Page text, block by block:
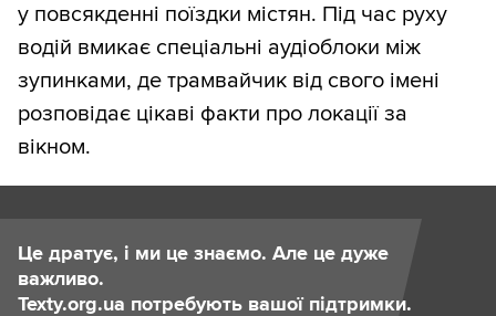
у повсякденні поїздки містян. Під час руху
водій вмикає спеціальні аудіоблоки між
зупинками, де трамвайчик від свого імені
розповідає цікаві факти про локації за
вікном.
Це дратує, і ми це знаємо. Але це дуже
важливо.
Texty.org.ua потребують вашої підтримки.